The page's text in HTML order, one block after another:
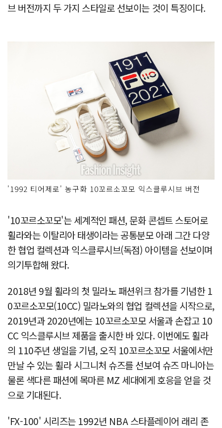
브 버전까지 두 가지 스타일로 선보이는 것이 특징이다.
'1992 티어제로' 농구화 10꼬르소꼬모 익스클루시브 버전
'10꼬르소꼬모'는 세계적인 패션, 문화 콘셉트 스토어로
휠라와는 이탈리아 태생이라는 공통분모 아래 그간 다양
한 협업 컬렉션과 익스클루시브(독점) 아이템을 선보이며
의기투합해 왔다.
2018년 9월 휠라의 첫 밀라노 패션위크 참가를 기념한 1
0꼬르소꼬모(10CC) 밀라노와의 협업 컬렉션을 시작으로,
2019년과 2020년에는 10꼬르소꼬모 서울과 손잡고 10
CC 익스클루시브 제품을 출시한 바 있다. 이번에도 휠라
의 110주년 생일을 기념, 오직 10꼬르소꼬모 서울에서만
만날 수 있는 휠라 시그니처 슈즈를 선보여 슈즈 마니아는
물론 색다른 패션에 목마른 MZ 세대에게 호응을 얻을 것
으로 기대된다.
'FX-100' 시리즈는 1992년 NBA 스타플레이어 래리 존